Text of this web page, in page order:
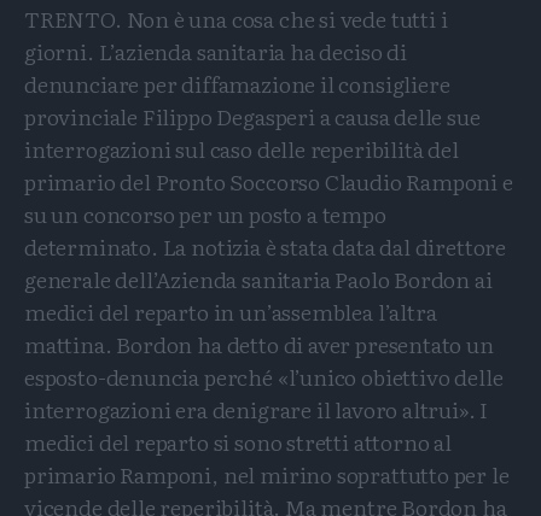
TRENTO. Non è una cosa che si vede tutti i
giorni. L’azienda sanitaria ha deciso di
denunciare per diffamazione il consigliere
provinciale Filippo Degasperi a causa delle sue
interrogazioni sul caso delle reperibilità del
primario del Pronto Soccorso Claudio Ramponi e
su un concorso per un posto a tempo
determinato. La notizia è stata data dal direttore
generale dell’Azienda sanitaria Paolo Bordon ai
medici del reparto in un’assemblea l’altra
mattina. Bordon ha detto di aver presentato un
esposto-denuncia perché «l’unico obiettivo delle
interrogazioni era denigrare il lavoro altrui». I
medici del reparto si sono stretti attorno al
primario Ramponi, nel mirino soprattutto per le
vicende delle reperibilità. Ma mentre Bordon ha